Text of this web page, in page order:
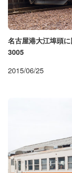
名古屋港大江埠頭
3005
2015/06/25